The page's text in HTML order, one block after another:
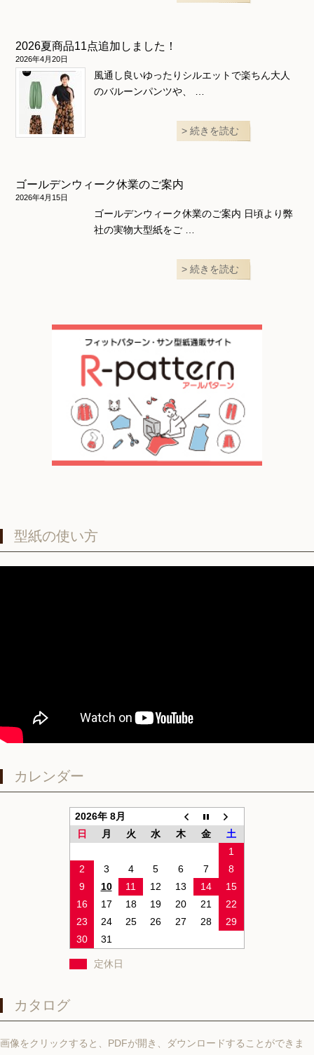
2026夏商品11点追加しました！
2026年4月20日
風通し良いゆったりシルエットで楽ちん大人
のバルーンパンツや、 …
続きを読む
ゴールデンウィーク休業のご案内
2026年4月15日
ゴールデンウィーク休業のご案内 日頃より弊
社の実物大型紙をご …
続きを読む
型紙の使い方
カレンダー
2026年 8月
日
月 火 水 木 金
土
1
2
3 4 5 6 7
8
9
10 11 12 13 14
15
16
17 18 19 20 21
22
23
24 25 26 27 28
29
30
31
定休日
カタログ
画像をクリックすると、PDFが開き、ダウンロードすることができま